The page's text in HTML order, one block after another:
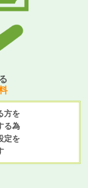
方を
る為
定を